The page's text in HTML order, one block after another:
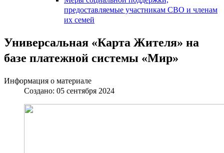
предоставляемые участникам СВО и членам
их семей
Универсальная «Карта Жителя» на
базе платежной системы «Мир»
Информация о материале
Создано: 05 сентября 2024